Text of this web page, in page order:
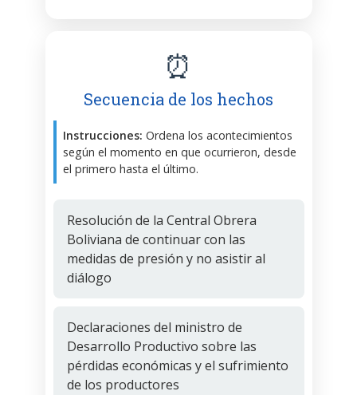
⏰
Secuencia de los hechos
Instrucciones: Ordena los acontecimientos
según el momento en que ocurrieron, desde
el primero hasta el último.
Resolución de la Central Obrera
Boliviana de continuar con las
medidas de presión y no asistir al
diálogo
Declaraciones del ministro de
Desarrollo Productivo sobre las
pérdidas económicas y el sufrimiento
de los productores